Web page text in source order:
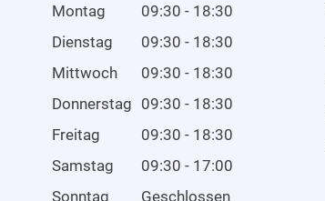
Montag
09:30 - 18:30
Dienstag
09:30 - 18:30
Mittwoch
09:30 - 18:30
Donnerstag 09:30 - 18:30
Freitag
09:30 - 18:30
Samstag
09:30 - 17:00
Sonntag
Geschlossen